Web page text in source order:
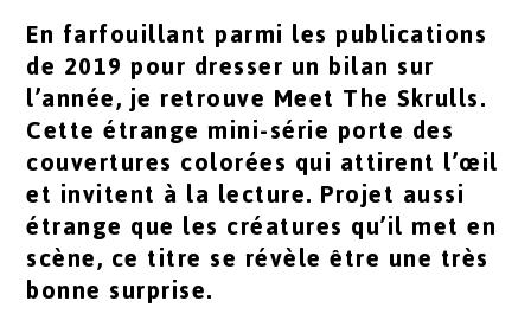
En farfouillant parmi les publications
de 2019 pour dresser un bilan sur
l’année, je retrouve Meet The Skrulls.
Cette étrange mini-série porte des
couvertures colorées qui attirent l’œil
et invitent à la lecture. Projet aussi
étrange que les créatures qu’il met en
scène, ce titre se révèle être une très
bonne surprise.